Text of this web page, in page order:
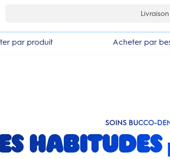
par produit Acheter par
SOINS BUCCO-
habitudes